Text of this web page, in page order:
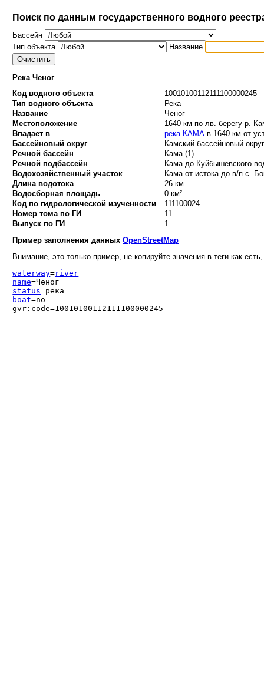
Поиск по данным государственного водного
Бассейн
Тип объекта
Название
Река Ченог
Код водного объекта
10010100112111100000245
Тип водного объекта
Река
Название
Ченог
Местоположение
1640 км по лв. берегу р.
Впадает в
река КАМАв 1640 км от
Бассейновый округ
Камский бассейновый
Речной бассейн
Кама (1)
Речной подбассейн
Кама до Куйбышевского
Водохозяйственный участок
Кама от истока до в/п с.
Длина водотока
26 км
Водосборная площадь
0 км²
Код по гидрологической изученности
111100024
Номер тома по ГИ
11
Выпуск по ГИ
1
Пример заполнения данныхOpenStreetMap
Внимание, это только пример, не копируйте значения в теги как
waterway=river
name=Ченог
status=река
boat=no
gvr:code=10010100112111100000245